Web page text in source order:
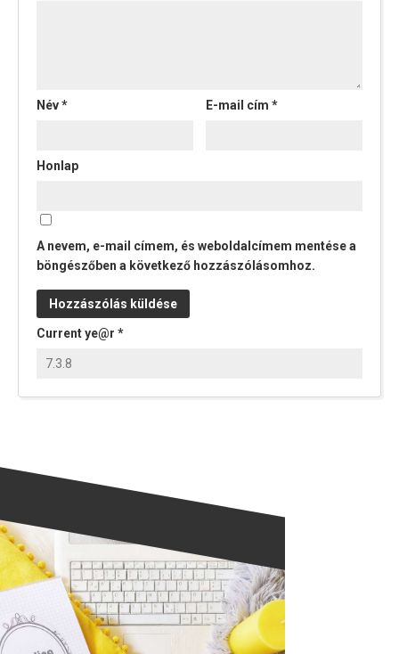
Név* E-mail cím*
Honlap
A nevem, e-mail címem, és weboldalcímem mentése a
böngészőben a következő hozzászólásomhoz.
Current ye@r *